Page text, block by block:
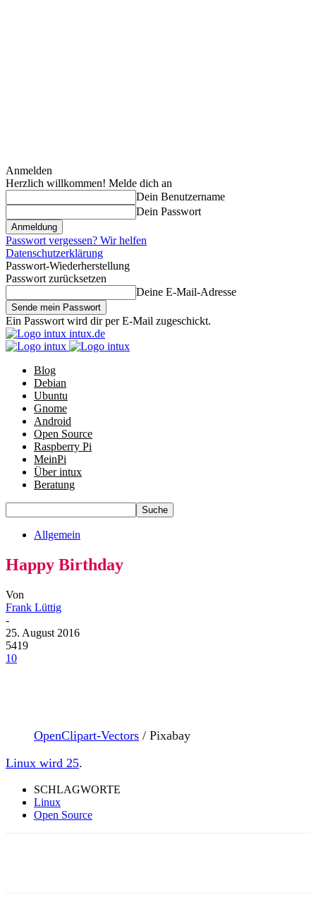
Anmelden
Herzlich willkommen! Melde dich an
Dein Benutzername
Dein Passwort
Passwort vergessen? Wir helfen
Datenschutzerklärung
Passwort-Wiederherstellung
Passwort zurücksetzen
Deine E-Mail-Adresse
Ein Passwort wird dir per E-Mail zugeschickt.
intux.de
Blog
Debian
Ubuntu
Gnome
Android
Open Source
Raspberry Pi
MeinPi
Über intux
Beratung
Allgemein
Happy Birthday
Von
Frank Lüttig
-
25. August 2016
5419
10
OpenClipart-Vectors / Pixabay
Linux wird 25.
SCHLAGWORTE
Linux
Open Source